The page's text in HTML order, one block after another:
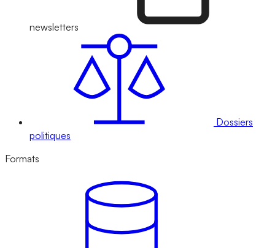
newsletters
Dossiers
politiques
Formats